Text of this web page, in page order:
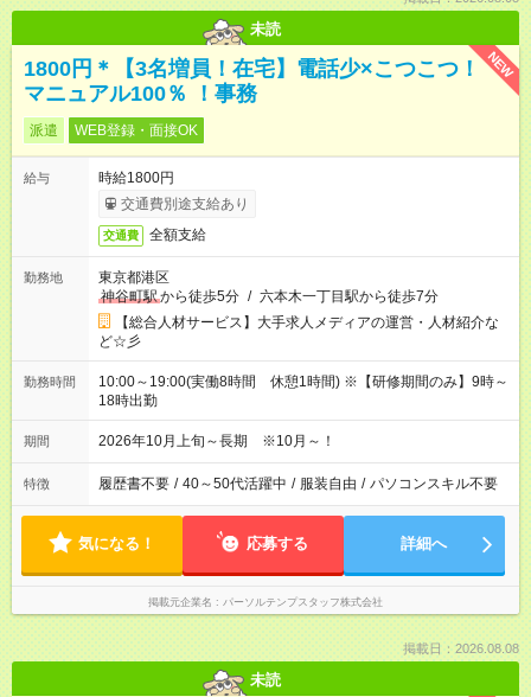
未読
NEW
1800円＊【3名増員！在宅】電話少×こつこつ！
マニュアル100％ ！事務
派遣 WEB登録・面接OK
給与
時給1800円
交通費別途支給あり
交通費 全額支給
勤務地
東京都港区
神谷町駅から徒歩5分 / 六本木一丁目駅から徒歩7分
【総合人材サービス】大手求人メディアの運営・人材紹介な
ど☆彡
勤務時間
10:00～19:00(実働8時間 休憩1時間) ※【研修期間のみ】9時～
18時出勤
期間 2026年10月上旬～長期 ※10月～！
特徴 履歴書不要 / 40～50代活躍中 / 服装自由 / パソコンスキル不要
気になる！ 応募する 詳細へ
掲載元企業名 パーソルテンプスタッフ株式会社
掲載日：2026.08.08
未読